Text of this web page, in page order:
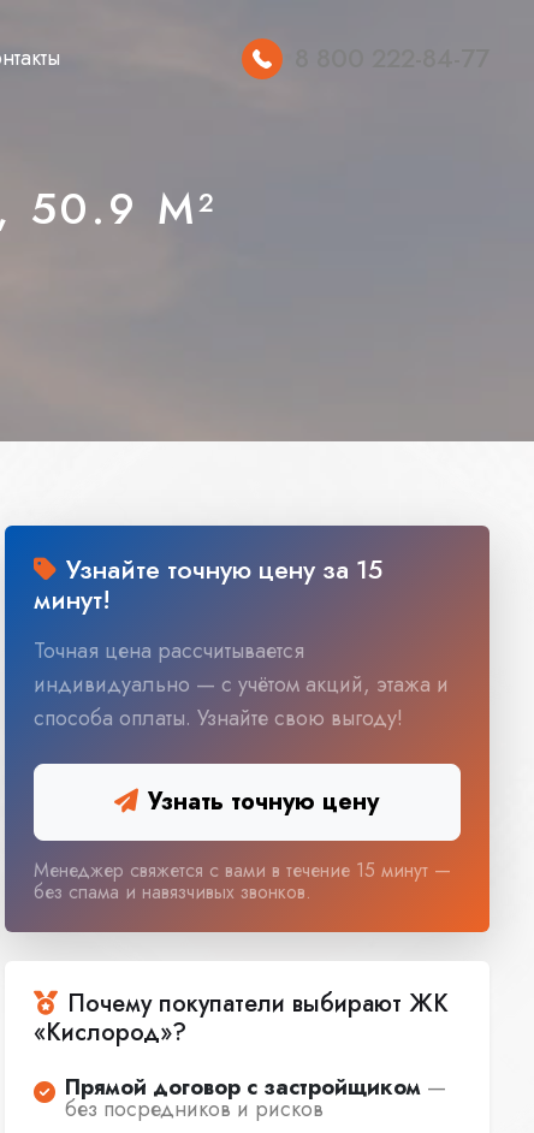
50.9 М²
Узнайте точную цену за 15
минут!
Точная цена рассчитывается
индивидуально — с учётом акций, этажа и
способа оплаты. Узнайте свою выгоду!
Узнать точную цену
Менеджер свяжется с вами в течение 15 минут —
без спама и навязчивых звонков.
Почему покупатели выбирают ЖК
«Кислород»?
Прямой договор с застройщиком—
без посредников и рисков